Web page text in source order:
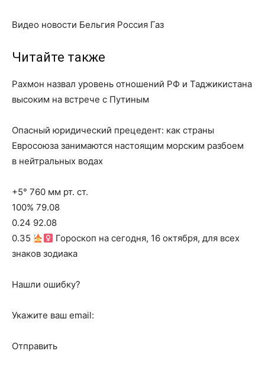
Видео новости Бельгия Россия Газ
Читайте также
Рахмон назвал уровень отношений РФ и Таджикистана
высоким на встрече с Путиным
Опасный юридический прецедент: как страны
Евросоюза занимаются настоящим морским разбоем
в нейтральных водах
+5° 760 мм рт. ст.
100% 79.08
0.24 92.08
0.35
Гороскоп на сегодня, 16 октября, для всех
знаков зодиака
Нашли ошибку?
Укажите ваш email:
Отправить